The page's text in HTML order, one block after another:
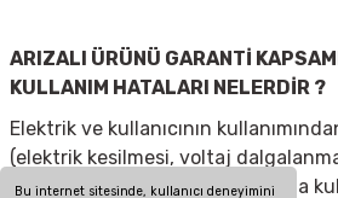
Bu internet sitesinde, kullanıcı deneyimini
ARIZALI ÜRÜNÜ GARANTİ
KULLANIM HATALARI NELERDİR ?
Elektrik ve kullanıcının
(elektrik kesilmesi, voltaj
olmayan aksesuar takılması yada